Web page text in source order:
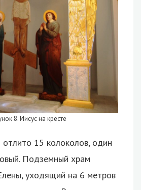
8. Иисус на кресте
15 колоколов, один
Подземный храм
уходящий на 6 метров